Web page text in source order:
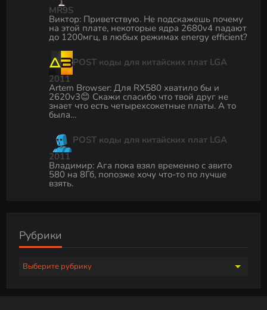
MR9S
Виктор: Приветствую. Не подскажешь почему
на этой плате, некоторые ядра 2680v4 падают
до 1200мгц, в любых режимах energy efficient?
POST коды для китайских плат LGA
2011
Artem Browser:Для RX580 хватило бы и
2620v3😊 Скажи спасибо что твой друг не
знает что есть четырехсокетные платы. А то
была…
POST коды для китайских плат LGA
2011
Владимир:Ага пока взял временно с авито
580 на 8Гб, попозже хочу что-то по лучше
взять.
Рубрики
Р